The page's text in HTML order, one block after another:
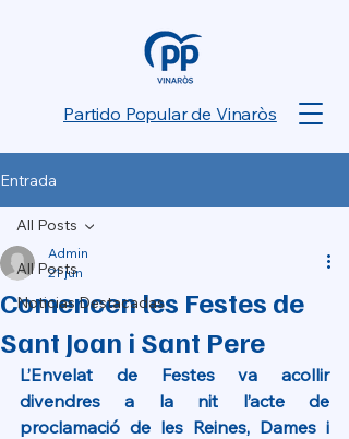
Partido Popular de Vinaròs
Entrada
All Posts
Noticias Destacadas
All Posts
Comencen les Festes de
Sant Joan i Sant Pere
Admin
21 jun
L’Envelat de Festes va acollir
divendres a la nit l’acte de
proclamació de les Reines, Dames i